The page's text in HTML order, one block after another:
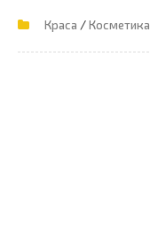
Краса /Косметика